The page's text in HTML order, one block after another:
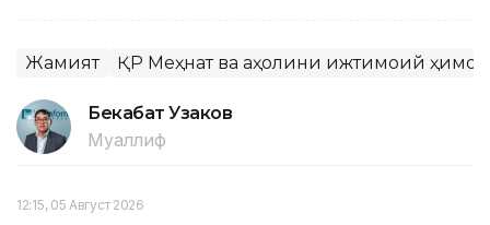
Жамият ҚР Меҳнат ва аҳолини ижтимоий
Бекабат Узаков
Муаллиф
12:15, 05 Август 2026